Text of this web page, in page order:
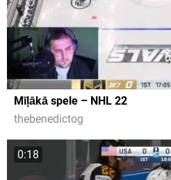
Mīļākā spele – NHL 22
thebenedictog
0:18